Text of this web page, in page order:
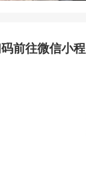
前往微信小